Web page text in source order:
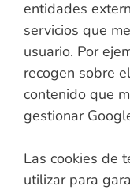
entidades
servicios que
usuario. Por
recogen sobre
contenido que
gestionar
Las cookies de
utilizar para